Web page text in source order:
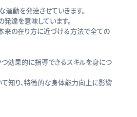
動を発達させていきます。
達を意味しています。
来の在り方に近づける方法で全ての
効果的に指導できるスキルを身につ
知り、特徴的な身体能力向上に影響